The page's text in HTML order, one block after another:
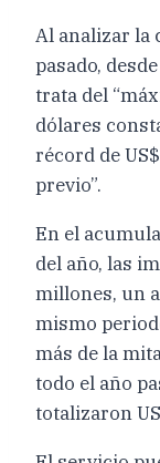
Al analizar la
pasado,
trata del
dólares
récord de
previo”.
En el
del año, las
millones, un
mismo
más de la
todo el año
totalizaron